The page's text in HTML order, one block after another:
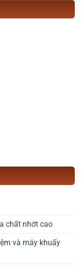
chất nhớt cao
và máy khuấy